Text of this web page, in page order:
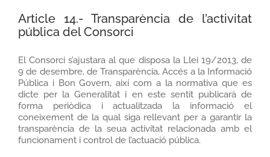
Article 14.- Transparència de l’activitat
pública del Consorci
El Consorci s’ajustara al que disposa la Llei 19/2013, de
9 de desembre, de Transparència, Accés a la Informació
Pública i Bon Govern, així com a la normativa que es
dicte per la Generalitat i en este sentit publicarà de
forma periòdica i actualitzada la informació el
coneixement de la qual siga rellevant per a garantir la
transparència de la seua activitat relacionada amb el
funcionament i control de l’actuació pública.